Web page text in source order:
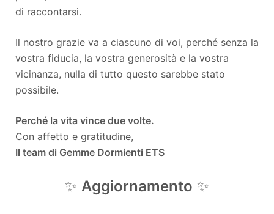
di raccontarsi.
Il nostro grazie va a ciascuno di voi, perché senza la
vostra fiducia, la vostra generosità e la vostra
vicinanza, nulla di tutto questo sarebbe stato
possibile.
Perché la vita vince due volte.
Con affetto e gratitudine,
Il team di Gemme Dormienti ETS
✨ Aggiornamento ✨